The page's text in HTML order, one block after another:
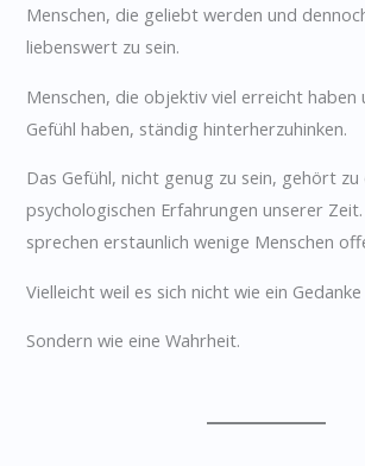
Menschen, die geliebt werden und
liebenswert zu sein.
Menschen, die objektiv viel erreicht
Gefühl haben, ständig hinterherzuhinken.
Das Gefühl, nicht genug zu sein, gehört
psychologischen Erfahrungen unserer
sprechen erstaunlich wenige Menschen
Vielleicht weil es sich nicht wie ein
Sondern wie eine Wahrheit.